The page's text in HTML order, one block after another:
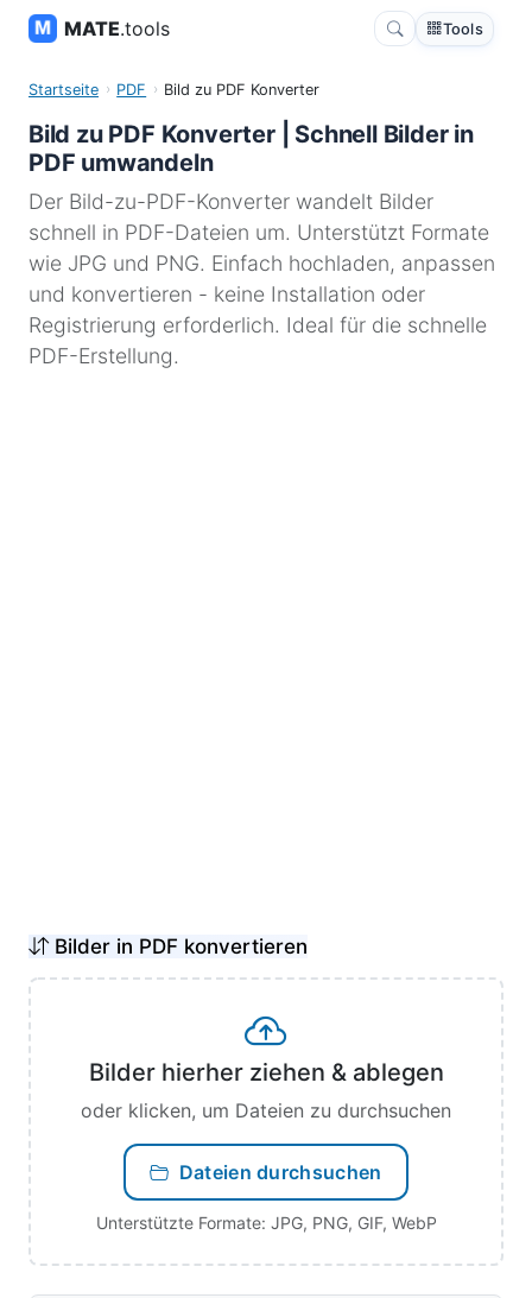
MATE.tools Tools
Startseite PDF Bild zu PDF Konverter
Bild zu PDF Konverter | Schnell Bilder in
PDF umwandeln
Der Bild-zu-PDF-Konverter wandelt Bilder
schnell in PDF-Dateien um. Unterstützt Formate
wie JPG und PNG. Einfach hochladen, anpassen
und konvertieren - keine Installation oder
Registrierung erforderlich. Ideal für die schnelle
PDF-Erstellung.
Bilder in PDF konvertieren
Bilder hierher ziehen & ablegen
oder klicken, um Dateien zu durchsuchen
Dateien durchsuchen
Unterstützte Formate: JPG, PNG, GIF, WebP